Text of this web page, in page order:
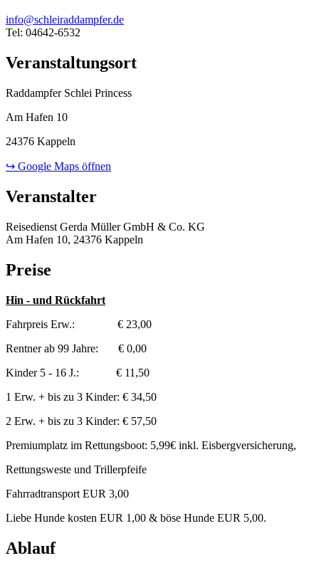
info@schleiraddampfer.de
Tel: 04642-6532
Veranstaltungsort
Raddampfer Schlei Princess
Am Hafen 10
24376 Kappeln
↪ Google Maps öffnen
Veranstalter
Reisedienst Gerda Müller GmbH & Co. KG
Am Hafen 10, 24376 Kappeln
Preise
Hin - und Rückfahrt
Fahrpreis Erw.: € 23,00
Rentner ab 99 Jahre: € 0,00
Kinder 5 - 16 J.: € 11,50
1 Erw. + bis zu 3 Kinder: € 34,50
2 Erw. + bis zu 3 Kinder: € 57,50
Premiumplatz im Rettungsboot: 5,99€ inkl. Eisbergversicherung,
Rettungsweste und Trillerpfeife
Fahrradtransport EUR 3,00
Liebe Hunde kosten EUR 1,00 & böse Hunde EUR 5,00.
Ablauf